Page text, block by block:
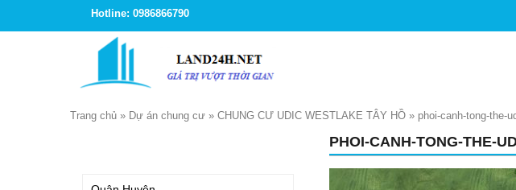
Hotline: 0986866790
Trang chủ » Dự án chung cư » CHUNG CƯ UDIC WESTLAKE TÂY HỒ » phoi-canh-tong-the-
PHOI-CANH-TONG-THE-